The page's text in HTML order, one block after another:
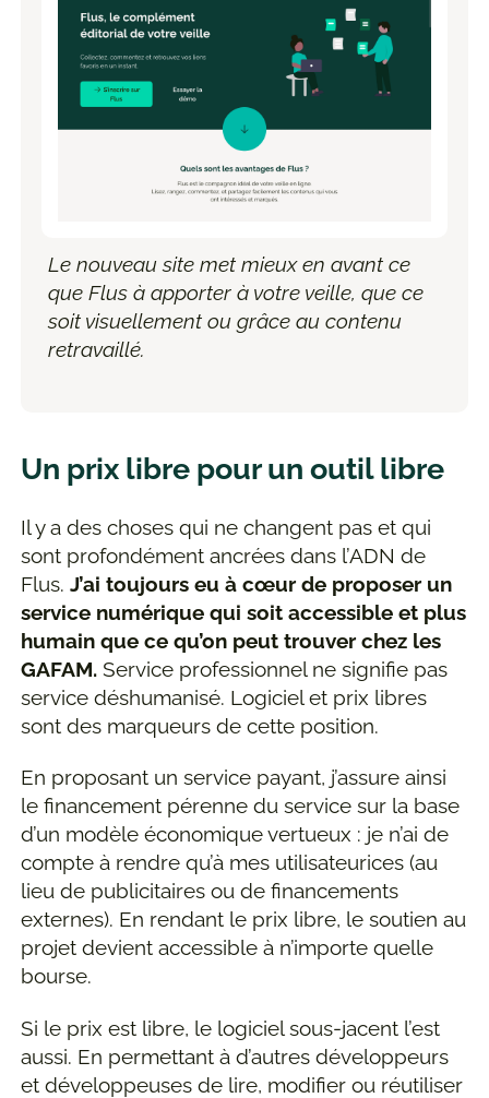
Le nouveau site met mieux en avant ce
que Flus à apporter à votre veille, que ce
soit visuellement ou grâce au contenu
retravaillé.
Un prix libre pour un outil libre
Il y a des choses qui ne changent pas et qui
sont profondément ancrées dans l’ADN de
Flus.J’ai toujours eu à cœur de proposer un
service numérique qui soit accessible et plus
humain que ce qu’on peut trouver chez les
GAFAM. Service professionnel ne signifie pas
service déshumanisé. Logiciel et prix libres
sont des marqueurs de cette position.
En proposant un service payant, j’assure ainsi
le financement pérenne du service sur la base
d’un modèle économique vertueux : je n’ai de
compte à rendre qu’à mes utilisateurices (au
lieu de publicitaires ou de financements
externes). En rendant le prix libre, le soutien au
projet devient accessible à n’importe quelle
bourse.
Si le prix est libre, le logiciel sous-jacent l’est
aussi. En permettant à d’autres développeurs
et développeuses de lire, modifier ou réutiliser